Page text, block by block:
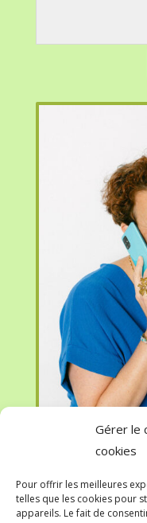
Gérer le
cookies
Pour offrir les meilleures
telles que les cookies pour
appareils. Le fait de